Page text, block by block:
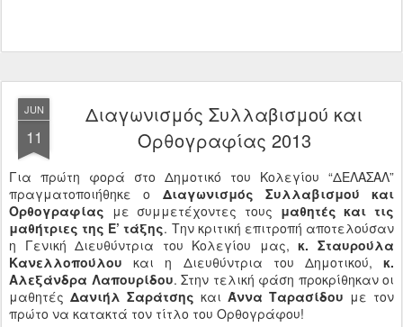
JUN
11
Διαγωνισμός Συλλαβισμού και
Ορθογραφίας 2013
Για πρώτη φορά στο Δημοτικό του Κολεγίου “ΔΕΛΑΣΑΛ”
πραγματοποιήθηκε ο Διαγωνισμός Συλλαβισμού και
Ορθογραφίας με συμμετέχοντες τους μαθητές και τις
μαθήτριες της Ε’ τάξης. Την κριτική επιτροπή αποτελούσαν
η Γενική Διευθύντρια του Κολεγίου μας,κ. Σταυρούλα
Κανελλοπούλου και η Διευθύντρια του Δημοτικού, κ.
Αλεξάνδρα Λαπουρίδου. Στην τελική φάση προκρίθηκαν οι
μαθητές Δανιήλ Σαράτσης και Άννα Ταρασίδου με τον
πρώτο να κατακτά τον τίτλο του Ορθογράφου!